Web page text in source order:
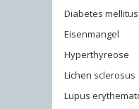
Diabetes mellitus
Eisenmangel
Hyperthyreose
Lichen sclerosus
Lupus